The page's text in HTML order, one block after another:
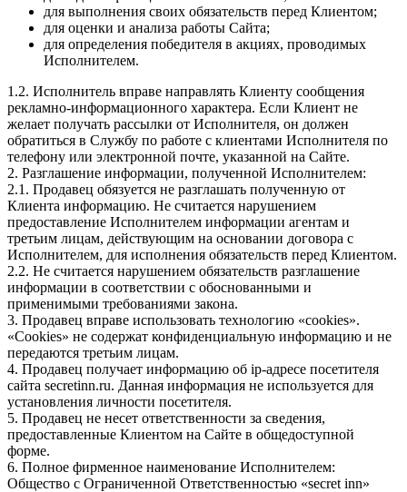
для выполнения своих обязательств перед Клиентом;
для оценки и анализа работы Сайта;
для определения победителя в акциях, проводимых
Исполнителем.
1.2. Исполнитель вправе направлять Клиенту сообщения
рекламно-информационного характера. Если Клиент не
желает получать рассылки от Исполнителя, он должен
обратиться в Службу по работе с клиентами Исполнителя по
телефону или электронной почте, указанной на Сайте.
2. Разглашение информации, полученной Исполнителем:
2.1. Продавец обязуется не разглашать полученную от
Клиента информацию. Не считается нарушением
предоставление Исполнителем информации агентам и
третьим лицам, действующим на основании договора с
Исполнителем, для исполнения обязательств перед Клиентом.
2.2. Не считается нарушением обязательств разглашение
информации в соответствии с обоснованными и
применимыми требованиями закона.
3. Продавец вправе использовать технологию «cookies».
«Cookies» не содержат конфиденциальную информацию и не
передаются третьим лицам.
4. Продавец получает информацию об ip-адресе посетителя
сайта secretinn.ru. Данная информация не используется для
установления личности посетителя.
5. Продавец не несет ответственности за сведения,
предоставленные Клиентом на Сайте в общедоступной
форме.
6. Полное фирменное наименование Исполнителем:
Общество с Ограниченной Ответственностью «secret inn»